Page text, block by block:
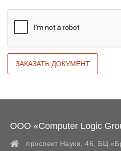
ООО «Computer Logic
проспект Науки, 46, БЦ